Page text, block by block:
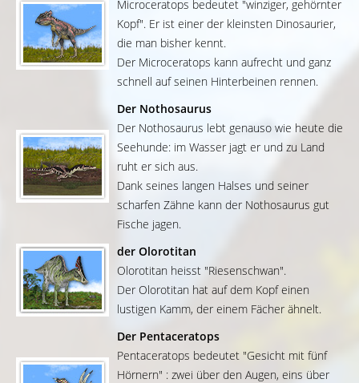
Microceratops bedeutet "winziger, gehörnter
Kopf". Er ist einer der kleinsten Dinosaurier,
die man bisher kennt.
Der Microceratops kann aufrecht und ganz
schnell auf seinen Hinterbeinen rennen.
Der Nothosaurus
Der Nothosaurus lebt genauso wie heute die
Seehunde: im Wasser jagt er und zu Land
ruht er sich aus.
Dank seines langen Halses und seiner
scharfen Zähne kann der Nothosaurus gut
Fische jagen.
der Olorotitan
Olorotitan heisst "Riesenschwan".
Der Olorotitan hat auf dem Kopf einen
lustigen Kamm, der einem Fächer ähnelt.
Der Pentaceratops
Pentaceratops bedeutet "Gesicht mit fünf
Hörnern" : zwei über den Augen, eins über